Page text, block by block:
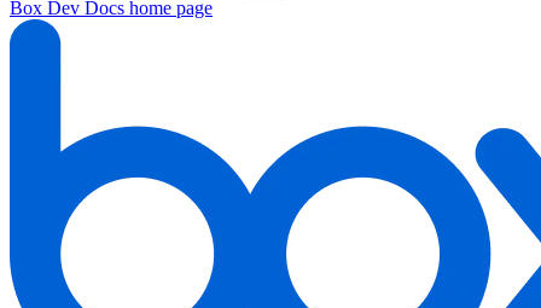
Box Dev Docs home page